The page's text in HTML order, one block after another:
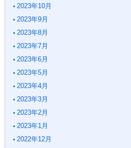
2023年10月
2023年9月
2023年8月
2023年7月
2023年6月
2023年5月
2023年4月
2023年3月
2023年2月
2023年1月
2022年12月